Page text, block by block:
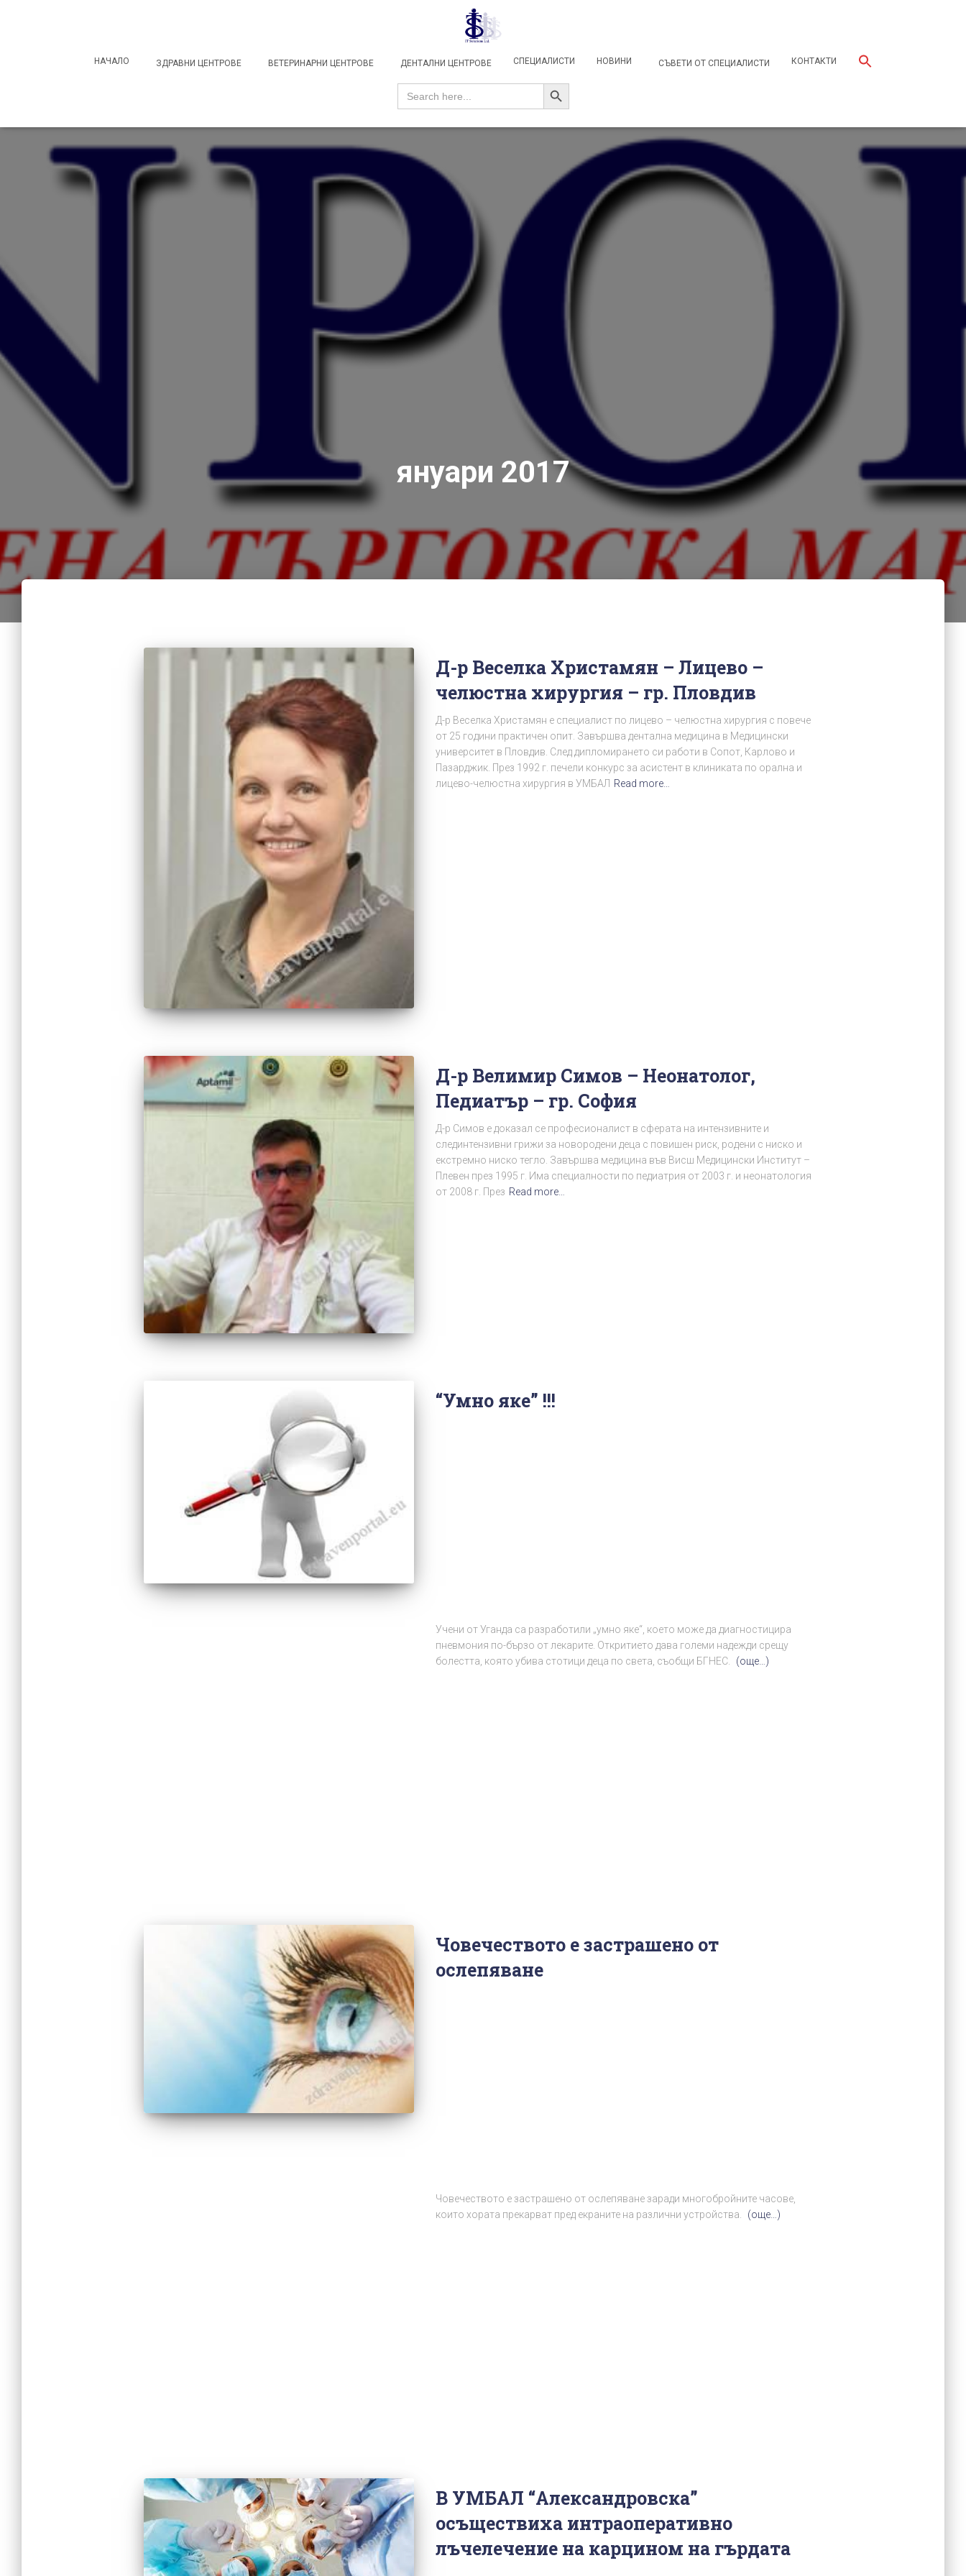
НАЧАЛО ЗДРАВНИ ЦЕНТРОВЕ ВЕТЕРИНАРНИ ЦЕНТРОВЕ ДЕНТАЛНИ ЦЕНТРОВЕ СПЕЦИАЛИСТИ НОВИНИ СЪВЕТИ ОТ СПЕЦИАЛИСТИ КОНТАКТИ
Search
SEARCH BUTTON
януари 2017
Д-р Веселка Христамян – Лицево –
челюстна хирургия – гр. Пловдив
Д-р Веселка Христамян е специалист по лицево – челюстна хирургия с повече
от 25 години практичен опит. Завършва дентална медицина в Медицински
университет в Пловдив. След дипломирането си работи в Сопот, Карлово и
Пазарджик. През 1992 г. печели конкурс за асистент в клиниката по орална и
лицево-челюстна хирургия в УМБАЛ Read more…
Д-р Велимир Симов – Неонатолог,
Педиатър – гр. София
Д-р Симов е доказал се професионалист в сферата на интензивните и
слединтензивни грижи за новородени деца с повишен риск, родени с ниско и
екстремно ниско тегло. Завършва медицина във Висш Медицински Институт –
Плевен през 1995 г. Има специалности по педиатрия от 2003 г. и неонатология
от 2008 г. През Read more…
“Умно яке” !!!
Учени от Уганда са разработили „умно яке“, което може да диагностицира
пневмония по-бързо от лекарите. Откритието дава големи надежди срещу
болестта, която убива стотици деца по света, съобщи БГНЕС.
(още…)
Човечеството е застрашено от
ослепяване
Човечеството е застрашено от ослепяване заради многобройните часове,
които хората прекарват пред екраните на различни устройства.
(още…)
В УМБАЛ “Александровска”
осъществиха интраоперативно
лъчелечение на карцином на гърдата